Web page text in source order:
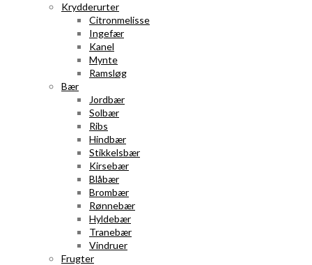
Krydderurter
Citronmelisse
Ingefær
Kanel
Mynte
Ramsløg
Bær
Jordbær
Solbær
Ribs
Hindbær
Stikkelsbær
Kirsebær
Blåbær
Brombær
Rønnebær
Hyldebær
Tranebær
Vindruer
Frugter